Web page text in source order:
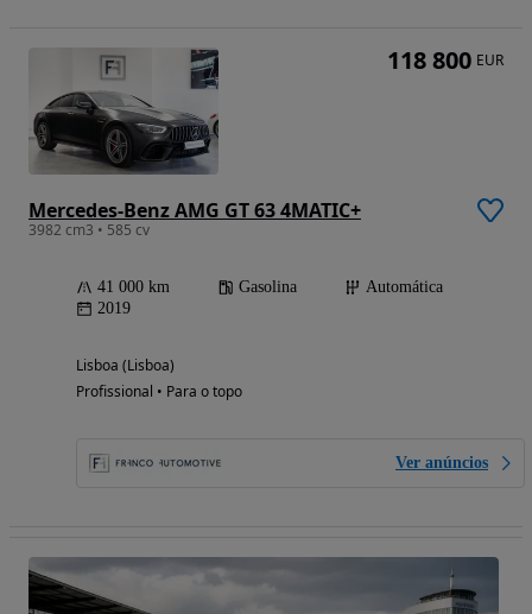
Mercedes-Benz AMG GT 63 4MATIC+
3982 cm3 • 585 cv
41 000 km Gasolina
Automática
2019
Lisboa (Lisboa)
Profissional • Para o topo
Ver anúncios
118 800 EUR